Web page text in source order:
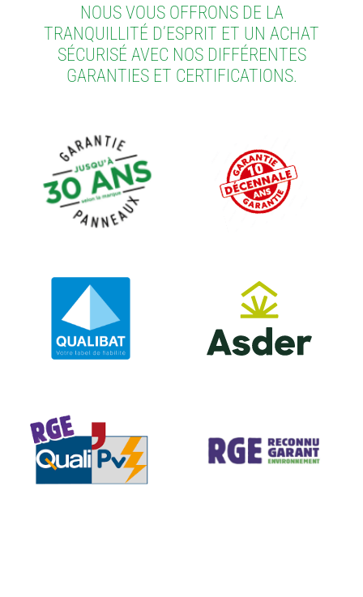
NOUS VOUS OFFRONS DE LA
TRANQUILLITÉ D’ESPRIT ET UN ACHAT
SÉCURISÉ AVEC NOS DIFFÉRENTES
GARANTIES ET CERTIFICATIONS.